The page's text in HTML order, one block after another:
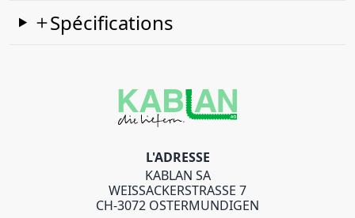
Spécifications
L'ADRESSE
KABLAN SA
WEISSACKERSTRASSE 7
CH-3072 OSTERMUNDIGEN